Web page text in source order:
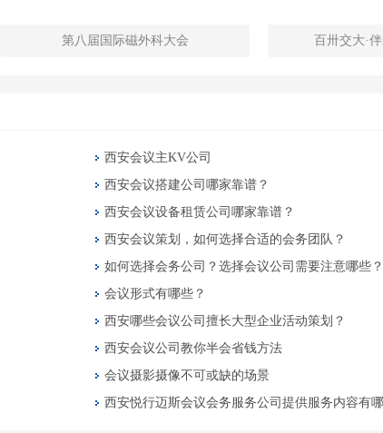
第八届国际磁外科大会 百卅交大·
西安会议主KV公司
西安会议搭建公司哪家靠谱？
西安会议设备租赁公司哪家靠谱？
西安会议策划，如何选择合适的会务团队？
如何选择会务公司？选择会议公司需要注意哪些？
会议形式有哪些？
西安哪些会议公司擅长大型企业活动策划？
西安会议公司教你半会省钱方法
会议摄影摄像不可或缺的场景
西安悦行迈斯会议会务服务公司提供服务内容有